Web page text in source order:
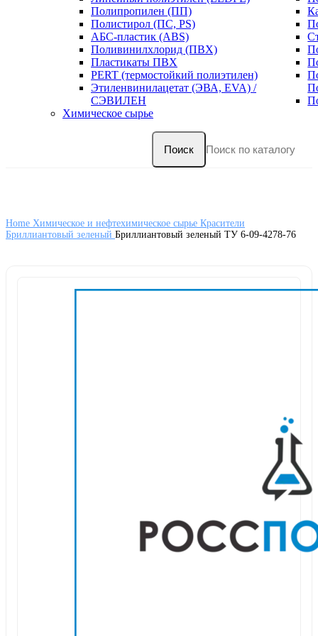
Полипропилен (ПП)
Полистирол (ПС, PS)
АБС-пластик (ABS)
Поливинилхлорид (ПВХ)
Пластикаты ПВХ
PERT (термостойкий полиэтилен)
Этиленвинилацетат (ЭВА, EVA) /
СЭВИЛЕН
Химическое сырье
Поиск
Home Химическое и нефтехимическое сырье Красители
Бриллиантовый зеленый Бриллиантовый зеленый ТУ 6-09-4278-76